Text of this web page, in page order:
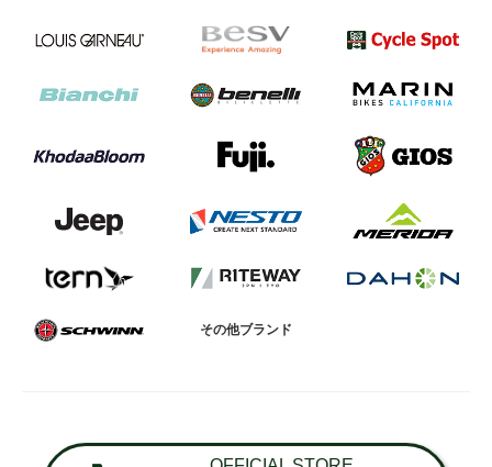
その他ブランド